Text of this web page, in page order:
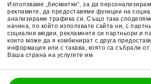
Използваме „бисквитки“, за да
рекламите, да предоставяме функции на
анализираме трафика си. Също така
начина, по който използвате сайта ни, с
социални медии, рекламните си партньори и
които може да я комбинират с друга
информация или с такава, която са събрали от
Ваша страна на услугите им.
Общи условия
Поверителност
Политика за бисквитки
Части